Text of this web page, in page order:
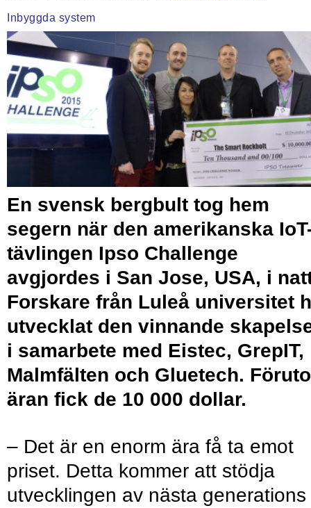
Inbyggda system
En svensk bergbult tog hem
segern när den amerikanska
tävlingen Ipso Challenge
avgjordes i San Jose, USA, i
Forskare från Luleå universitet
utvecklat den vinnande
i samarbete med Eistec, GrepIT,
Malmfälten och Gluetech.
äran fick de 10 000 dollar.
– Det är en enorm ära få ta emot
priset. Detta kommer att stödja
utvecklingen av nästa generations